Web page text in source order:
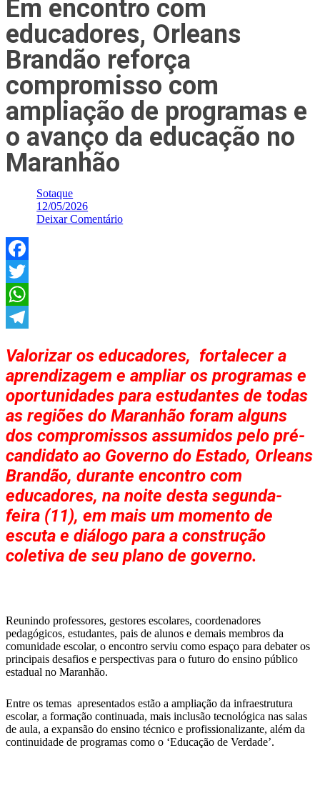
Em encontro com
educadores, Orleans
Brandão reforça
compromisso com
ampliação de programas e
o avanço da educação no
Maranhão
Sotaque
12/05/2026
Deixar Comentário
Facebook
Twitter
WhatsApp
Valorizar os educadores, fortalecer a
aprendizagem e ampliar os programas e
oportunidades para estudantes de todas
as regiões do Maranhão foram alguns
dos compromissos assumidos pelo pré-
candidato ao Governo do Estado, Orleans
Brandão, durante encontro com
educadores, na noite desta segunda-
feira (11), em mais um momento de
escuta e diálogo para a construção
coletiva de seu plano de governo.
Reunindo professores, gestores escolares, coordenadores
pedagógicos, estudantes, pais de alunos e demais membros da
comunidade escolar, o encontro serviu como espaço para debater os
principais desafios e perspectivas para o futuro do ensino público
estadual no Maranhão.
Entre os temas apresentados estão a ampliação da infraestrutura
escolar, a formação continuada, mais inclusão tecnológica nas salas
de aula, a expansão do ensino técnico e profissionalizante, além da
continuidade de programas como o ‘Educação de Verdade’.